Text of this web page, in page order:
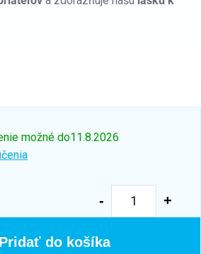
možné do11.8.2026
Pridať do košíka